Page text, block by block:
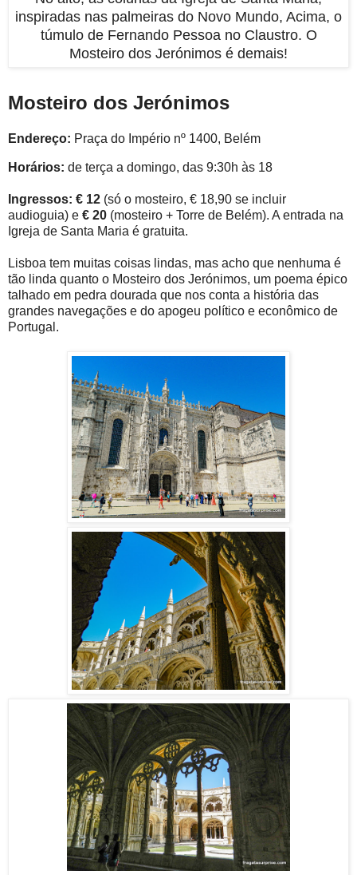
inspiradas nas palmeiras do Novo Mundo, Acima, o
túmulo de Fernando Pessoa no Claustro. O
Mosteiro dos Jerónimos é demais!
Mosteiro dos Jerónimos
Endereço: Praça do Império nº 1400, Belém
Horários: de terça a domingo, das 9:30h às 18
Ingressos: € 12 (só o mosteiro, € 18,90 se incluir
audioguia) e € 20 (mosteiro + Torre de Belém). A entrada na
Igreja de Santa Maria é gratuita.
Lisboa tem muitas coisas lindas, mas acho que nenhuma é
tão linda quanto o Mosteiro dos Jerónimos, um poema épico
talhado em pedra dourada que nos conta a história das
grandes navegações e do apogeu político e econômico de
Portugal.